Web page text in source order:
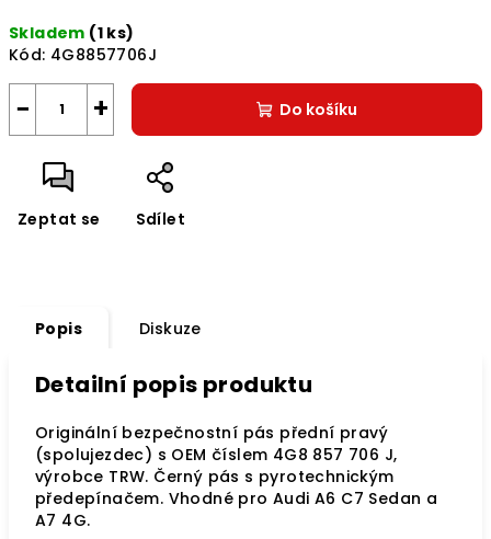
cena:
Skladem (1 ks)
Kód: 4G8857706J
+
− Do košíku
Zeptat se Sdílet
Popis Diskuze
Detailní popis produktu
Originální bezpečnostní pás přední pravý
(spolujezdec) s OEM číslem 4G8 857 706 J,
výrobce TRW. Černý pás s pyrotechnickým
předepínačem. Vhodné pro Audi A6 C7 Sedan a
A7 4G.